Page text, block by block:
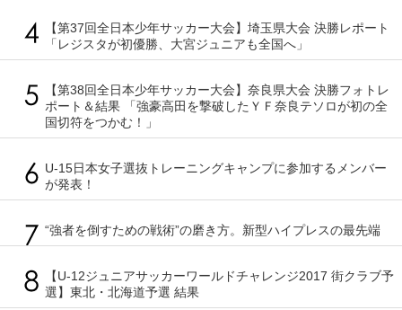
【第37回全日本少年サッカー大会】埼玉県大会 決勝レポート
「レジスタが初優勝、大宮ジュニアも全国へ」
【第38回全日本少年サッカー大会】奈良県大会 決勝フォトレ
ポート＆結果 「強豪高田を撃破したＹＦ奈良テソロが初の全
国切符をつかむ！」
U-15日本女子選抜トレーニングキャンプに参加するメンバー
が発表！
“強者を倒すための戦術”の磨き方。新型ハイプレスの最先端
【U-12ジュニアサッカーワールドチャレンジ2017 街クラブ予
選】東北・北海道予選 結果